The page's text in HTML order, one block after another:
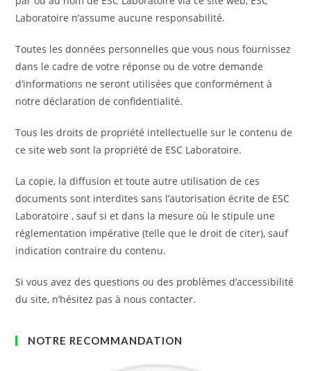
Laboratoire n’assume aucune responsabilité.
Toutes les données personnelles que vous nous fournissez
dans le cadre de votre réponse ou de votre demande
d’informations ne seront utilisées que conformément à
notre déclaration de confidentialité.
Tous les droits de propriété intellectuelle sur le contenu de
ce site web sont la propriété de ESC Laboratoire.
La copie, la diffusion et toute autre utilisation de ces
documents sont interdites sans l’autorisation écrite de ESC
Laboratoire , sauf si et dans la mesure où le stipule une
réglementation impérative (telle que le droit de citer), sauf
indication contraire du contenu.
Si vous avez des questions ou des problèmes d’accessibilité
du site, n’hésitez pas à nous contacter.
NOTRE RECOMMANDATION